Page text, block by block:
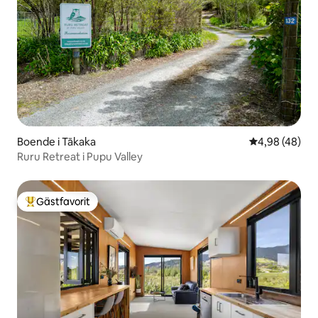
Boende i Tākaka 4,98 av 5 i
4,98 (48)
Ruru Retreat i Pupu Valley
Populär gästfavorit
Gästfavorit